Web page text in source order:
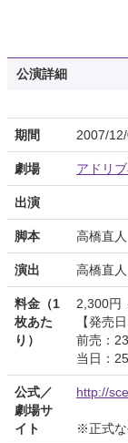
公演詳細
期間 2007/
劇場 アドリ
出演
脚本 高橋直人
演出 高橋直人
料金（1
枚あた
り）
2,300円
【発売日
前売：
当日：
公式／
劇場サ
イト
http://
※正式な